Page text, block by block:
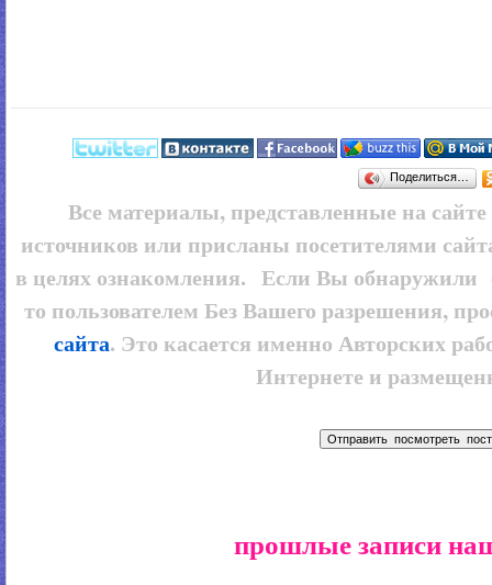
Поделиться…
Все материалы, представленные на сайте
источников или присланы посетителями
в целях ознакомления. Если Вы
то пользователем Без Вашего разрешения,
сайта. Это касается именно Авторских
Интернете и
прошлые записи